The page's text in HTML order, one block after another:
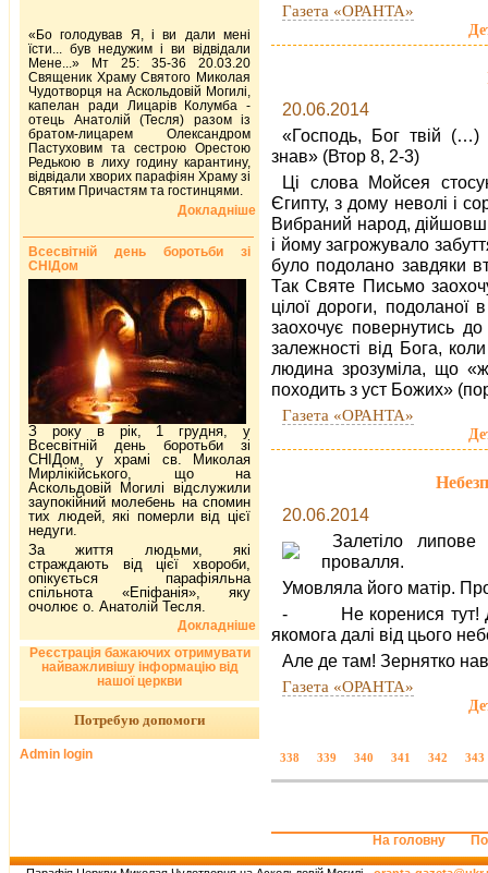
Газета «ОРАНТА»
20.06.2014
«Господь, Бог твій
знав» (Втор 8, 2-3)
Ці слова Мойсея
Єгипту, з дому неволі і
Вибраний народ,
і йому загрожувало
було подолано завдяки
Так Святе Письмо
цілої дороги, подоланої
заохочує повернутись
залежності від Бога,
людина зрозуміла, що
походить з уст Божих»
Газета «ОРАНТА»
20.06.2014
Залетіло липове
провалля.
Умовляла його матір.
- Не коренися тут!
якомога далі від цього
Але де там! Зернятко
Газета «ОРАНТА»
338 339 340 341 342 343
«Бо голодував Я, і ви дали мені
їсти... був недужим і ви відвідали
Мене...» Мт 25: 35-36 20.03.20
Священик Храму Святого Миколая
Чудотворця на Аскольдовій Могилі,
капелан ради Лицарів Колумба -
отець Анатолій (Тесля) разом із
братом-лицарем Олександром
Пастуховим та сестрою Орестою
Редькою в лиху годину карантину,
відвідали хворих парафіян Храму зі
Святим Причастям та гостинцями.
Докладніше
Всесвітній день боротьби зі
СНІДом
З року в рік, 1 грудня, у
Всесвітній день боротьби зі
СНІДом, у храмі св. Миколая
Мирлікійського, що на
Аскольдовій Могилі відслужили
заупокійний молебень на спомин
тих людей, які померли від цієї
недуги.
За життя людьми, які
страждають від цієї хвороби,
опікується парафіяльна
спільнота «Епіфанія», яку
очолює о. Анатолій Тесля.
Докладніше
Реєстрація бажаючих отримувати
найважливішу інформацію від
нашої церкви
Потребую допомоги
Admin login
На головну